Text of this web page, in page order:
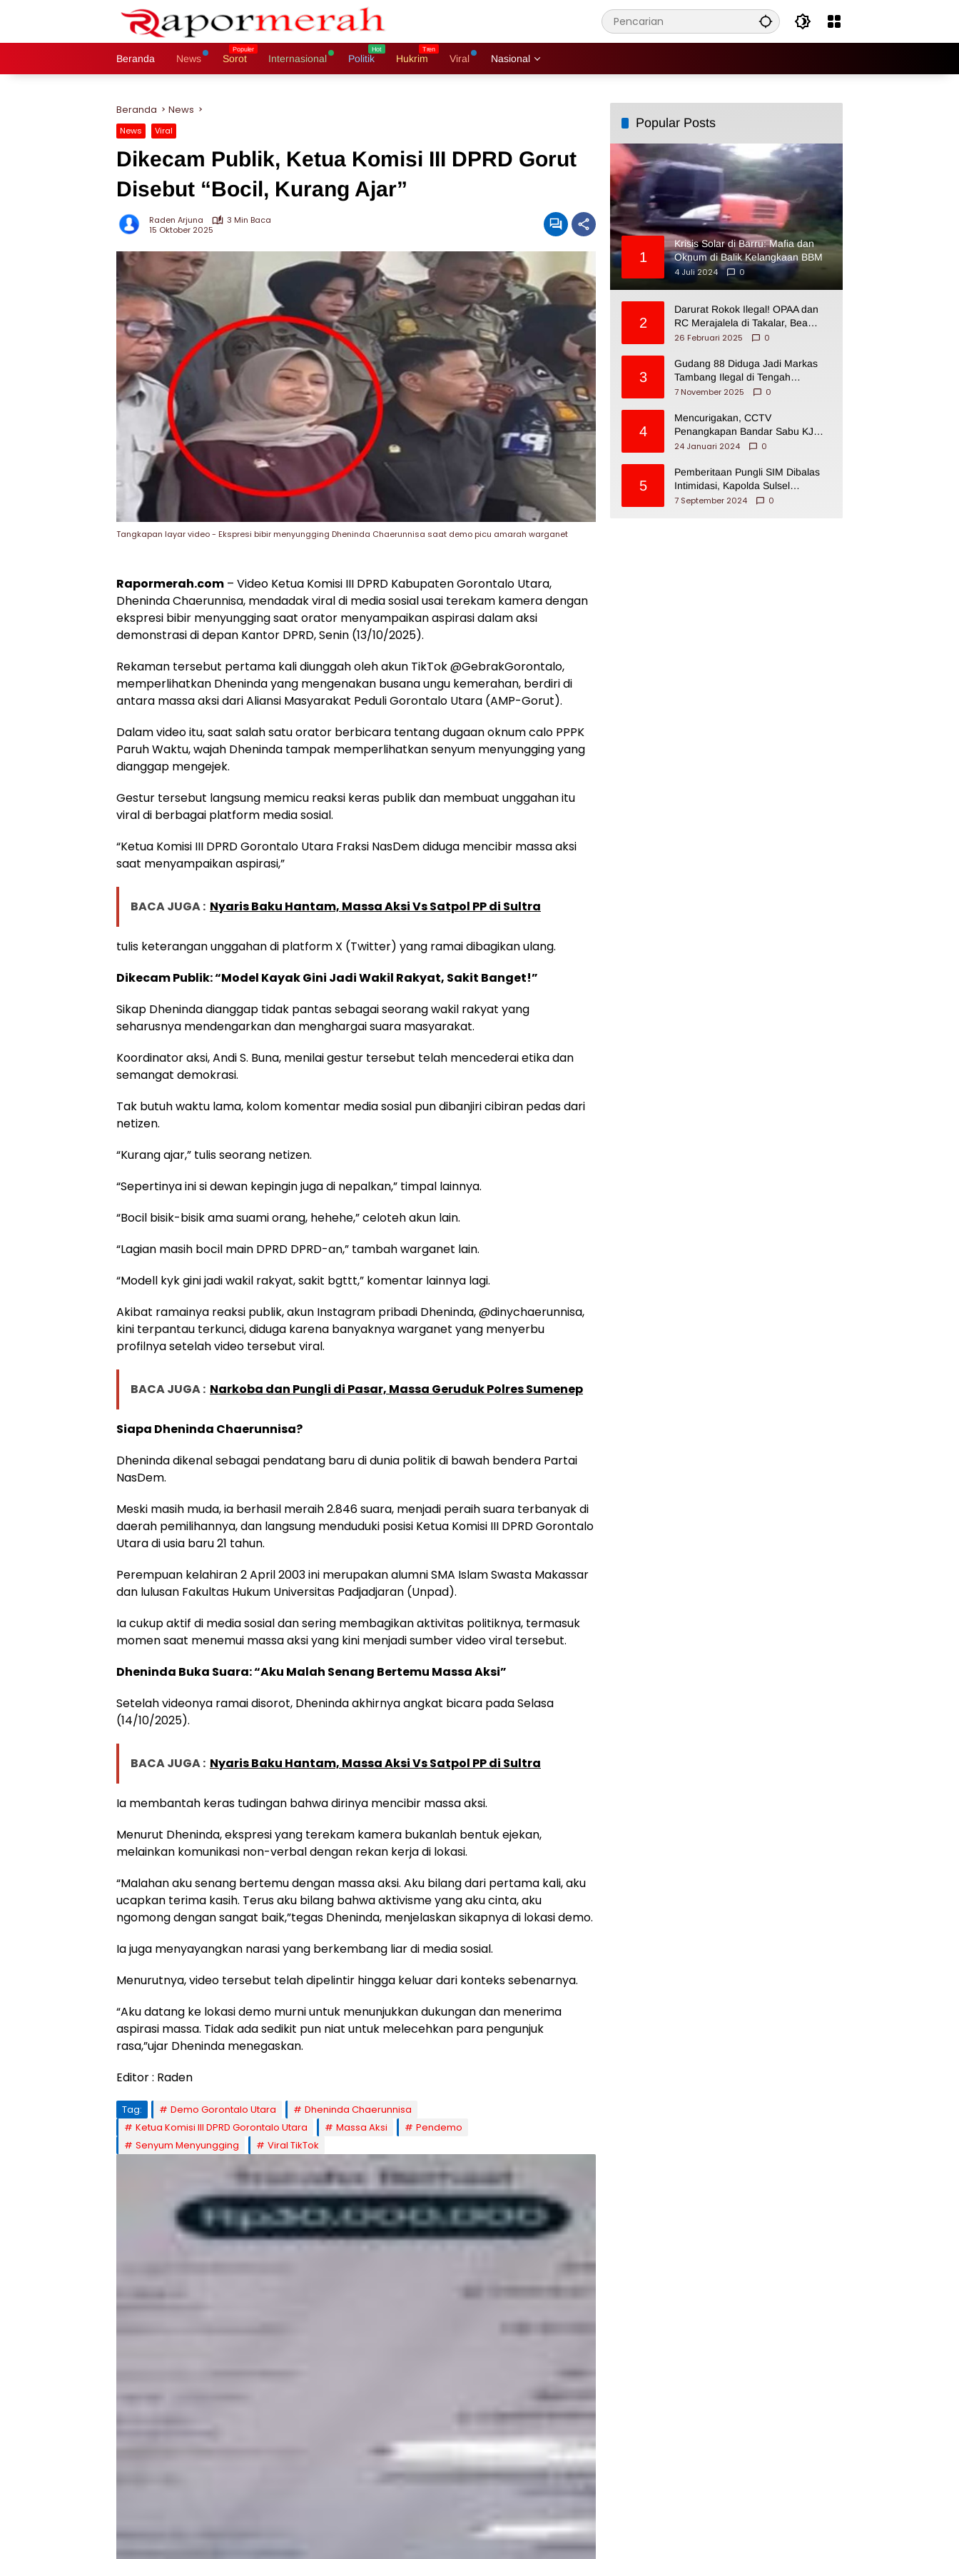
Beranda News Sorot Internasional Politik Hukrim Viral Nasional
Beranda News
News Viral
Dikecam Publik, Ketua Komisi III DPRD Gorut
Disebut “Bocil, Kurang Ajar”
Raden Arjuna
3 Min Baca
15 Oktober 2025
Tangkapan layar video - Ekspresi bibir menyungging Dheninda Chaerunnisa saat demo picu amarah warganet
Rapormerah.com – Video Ketua Komisi III DPRD Kabupaten Gorontalo Utara,
Dheninda Chaerunnisa, mendadak viral di media sosial usai terekam kamera dengan
ekspresi bibir menyungging saat orator menyampaikan aspirasi dalam aksi
demonstrasi di depan Kantor DPRD, Senin (13/10/2025).
Rekaman tersebut pertama kali diunggah oleh akun TikTok @GebrakGorontalo,
memperlihatkan Dheninda yang mengenakan busana ungu kemerahan, berdiri di
antara massa aksi dari Aliansi Masyarakat Peduli Gorontalo Utara (AMP-Gorut).
Dalam video itu, saat salah satu orator berbicara tentang dugaan oknum calo PPPK
Paruh Waktu, wajah Dheninda tampak memperlihatkan senyum menyungging yang
dianggap mengejek.
Gestur tersebut langsung memicu reaksi keras publik dan membuat unggahan itu
viral di berbagai platform media sosial.
“Ketua Komisi III DPRD Gorontalo Utara Fraksi NasDem diduga mencibir massa aksi
saat menyampaikan aspirasi,”
BACA JUGA : Nyaris Baku Hantam, Massa Aksi Vs Satpol PP di Sultra
tulis keterangan unggahan di platform X (Twitter) yang ramai dibagikan ulang.
Dikecam Publik: “Model Kayak Gini Jadi Wakil Rakyat, Sakit Banget!”
Sikap Dheninda dianggap tidak pantas sebagai seorang wakil rakyat yang
seharusnya mendengarkan dan menghargai suara masyarakat.
Koordinator aksi, Andi S. Buna, menilai gestur tersebut telah mencederai etika dan
semangat demokrasi.
Tak butuh waktu lama, kolom komentar media sosial pun dibanjiri cibiran pedas dari
netizen.
“Kurang ajar,” tulis seorang netizen.
“Sepertinya ini si dewan kepingin juga di nepalkan,” timpal lainnya.
“Bocil bisik-bisik ama suami orang, hehehe,” celoteh akun lain.
“Lagian masih bocil main DPRD DPRD-an,” tambah warganet lain.
“Modell kyk gini jadi wakil rakyat, sakit bgttt,” komentar lainnya lagi.
Akibat ramainya reaksi publik, akun Instagram pribadi Dheninda, @dinychaerunnisa,
kini terpantau terkunci, diduga karena banyaknya warganet yang menyerbu
profilnya setelah video tersebut viral.
BACA JUGA : Narkoba dan Pungli di Pasar, Massa Geruduk Polres Sumenep
Siapa Dheninda Chaerunnisa?
Dheninda dikenal sebagai pendatang baru di dunia politik di bawah bendera Partai
NasDem.
Meski masih muda, ia berhasil meraih 2.846 suara, menjadi peraih suara terbanyak di
daerah pemilihannya, dan langsung menduduki posisi Ketua Komisi III DPRD Gorontalo
Utara di usia baru 21 tahun.
Perempuan kelahiran 2 April 2003 ini merupakan alumni SMA Islam Swasta Makassar
dan lulusan Fakultas Hukum Universitas Padjadjaran (Unpad).
Ia cukup aktif di media sosial dan sering membagikan aktivitas politiknya, termasuk
momen saat menemui massa aksi yang kini menjadi sumber video viral tersebut.
Dheninda Buka Suara: “Aku Malah Senang Bertemu Massa Aksi”
Setelah videonya ramai disorot, Dheninda akhirnya angkat bicara pada Selasa
(14/10/2025).
BACA JUGA : Nyaris Baku Hantam, Massa Aksi Vs Satpol PP di Sultra
Ia membantah keras tudingan bahwa dirinya mencibir massa aksi.
Menurut Dheninda, ekspresi yang terekam kamera bukanlah bentuk ejekan,
melainkan komunikasi non-verbal dengan rekan kerja di lokasi.
“Malahan aku senang bertemu dengan massa aksi. Aku bilang dari pertama kali, aku
ucapkan terima kasih. Terus aku bilang bahwa aktivisme yang aku cinta, aku
ngomong dengan sangat baik,”tegas Dheninda, menjelaskan sikapnya di lokasi demo.
Ia juga menyayangkan narasi yang berkembang liar di media sosial.
Menurutnya, video tersebut telah dipelintir hingga keluar dari konteks sebenarnya.
“Aku datang ke lokasi demo murni untuk menunjukkan dukungan dan menerima
aspirasi massa. Tidak ada sedikit pun niat untuk melecehkan para pengunjuk
rasa,”ujar Dheninda menegaskan.
Editor : Raden
Tag: Demo Gorontalo Utara
Dheninda Chaerunnisa
Ketua Komisi III DPRD Gorontalo Utara
Massa Aksi
Pendemo
Senyum Menyungging
Viral TikTok
Popular Posts
1
Krisis Solar di Barru: Mafia dan
Oknum di Balik Kelangkaan BBM
4 Juli 2024
0
2
Darurat Rokok Ilegal! OPAA dan
RC Merajalela di Takalar, Bea
Cukai Impoten
26 Februari 2025 0
3
Gudang 88 Diduga Jadi Markas
Tambang Ilegal di Tengah
Permukiman Warga Makassar
7 November 2025 0
4
Mencurigakan, CCTV
Penangkapan Bandar Sabu KJ
Disita Oknum BNNP Sulsel
24 Januari 2024 0
5
Pemberitaan Pungli SIM Dibalas
Intimidasi, Kapolda Sulsel
Dikecam PJI Sulsel
7 September 2024 0